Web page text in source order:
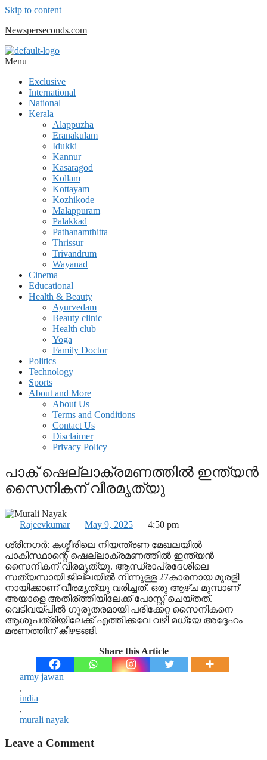
Skip to content
Newsperseconds.com
Menu
Exclusive
International
National
Kerala
Alappuzha
Eranakulam
Idukki
Kannur
Kasaragod
Kollam
Kottayam
Kozhikode
Malappuram
Palakkad
Pathanamthitta
Thrissur
Trivandrum
Wayanad
Cinema
Educational
Health & Beauty
Ayurvedam
Beauty clinic
Health club
Yoga
Family Doctor
Politics
Technology
Sports
About and More
About Us
Terms and Conditions
Contact Us
Disclaimer
Privacy Policy
പാക് ഷെല്ലാക്രമണത്തില്‍ ഇന്ത്യൻ
സൈനികന് വീരമൃത്യു
Rajeevkumar May 9, 2025
4:50 pm
ശ്രീനഗര്‍:‌ കശ്മീരിലെ നിയന്ത്രണ മേഖലയില്‍
പാകിസ്ഥാന്റെ ഷെല്ലാക്രമണത്തില്‍ ഇന്ത്യൻ
സൈനികന് വീരമൃത്യു. ആന്ധ്രാപ്രദേശിലെ
സത്യസായി ജില്ലയില്‍ നിന്നുള്ള 27കാരനായ മുരളി
നായിക്കാണ് വീരമൃത്യു വരിച്ചത്. ഒരു ആഴ്ച മുമ്പാണ്
അയാളെ അതിര്ത്തിയിലേക്ക് പോസ്റ്റ് ചെയ്തത്.
വെടിവയ്പില്‍ ഗുരുതരമായി പരിക്കേറ്റ സൈനികനെ
ആശുപത്രിയിലേക്ക് എത്തിക്കവേ വഴി മധ്യേ അദ്ദേഹം
മരണത്തിന് കീഴടങ്ങി.
Share this Article
army jawan
,
india
,
murali nayak
Leave a Comment